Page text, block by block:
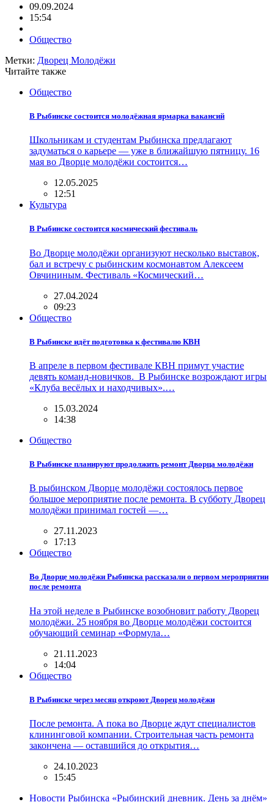
09.09.2024
15:54
Общество
Метки: Дворец Молодёжи
Читайте также
Общество
В Рыбинске состоится молодёжная ярмарка вакансий
Школьникам и студентам Рыбинска предлагают
задуматься о карьере — уже в ближайшую пятницу. 16
мая во Дворце молодёжи состоится…
12.05.2025
12:51
Культура
В Рыбинске состоится космический фестиваль
Во Дворце молодёжи организуют несколько выставок,
бал и встречу с рыбинским космонавтом Алексеем
Овчининым. Фестиваль «Космический…
27.04.2024
09:23
Общество
В Рыбинске идёт подготовка к фестивалю КВН
В апреле в первом фестивале КВН примут участие
девять команд-новичков. В Рыбинске возрождают игры
«Клуба весёлых и находчивых».…
15.03.2024
14:38
Общество
В Рыбинске планируют продолжить ремонт Дворца молодёжи
В рыбинском Дворце молодёжи состоялось первое
большое мероприятие после ремонта. В субботу Дворец
молодёжи принимал гостей —…
27.11.2023
17:13
Общество
Во Дворце молодёжи Рыбинска рассказали о первом мероприятии
после ремонта
На этой неделе в Рыбинске возобновит работу Дворец
молодёжи. 25 ноября во Дворце молодёжи состоится
обучающий семинар «Формула…
21.11.2023
14:04
Общество
В Рыбинске через месяц откроют Дворец молодёжи
После ремонта. А пока во Дворце ждут специалистов
клининговой компании. Строительная часть ремонта
закончена — оставшийся до открытия…
24.10.2023
15:45
Новости Рыбинска «Рыбинский дневник. День за днём»